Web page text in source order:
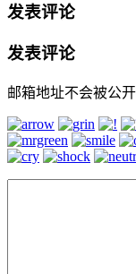
发表评论
发表评论
邮箱地址不会被公开